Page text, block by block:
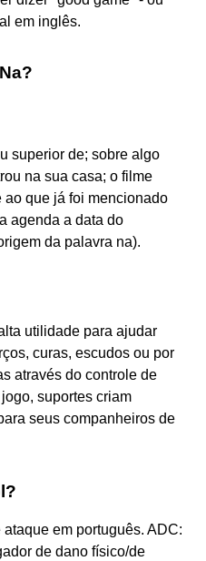
em inglês.
superior de; sobre algo
na sua casa; o filme
ao que já foi mencionado
agenda a data do
da palavra na).
utilidade para ajudar
curas, escudos ou por
através do controle de
suportes criam
seus companheiros de
em português. ADC:
de dano físico/de